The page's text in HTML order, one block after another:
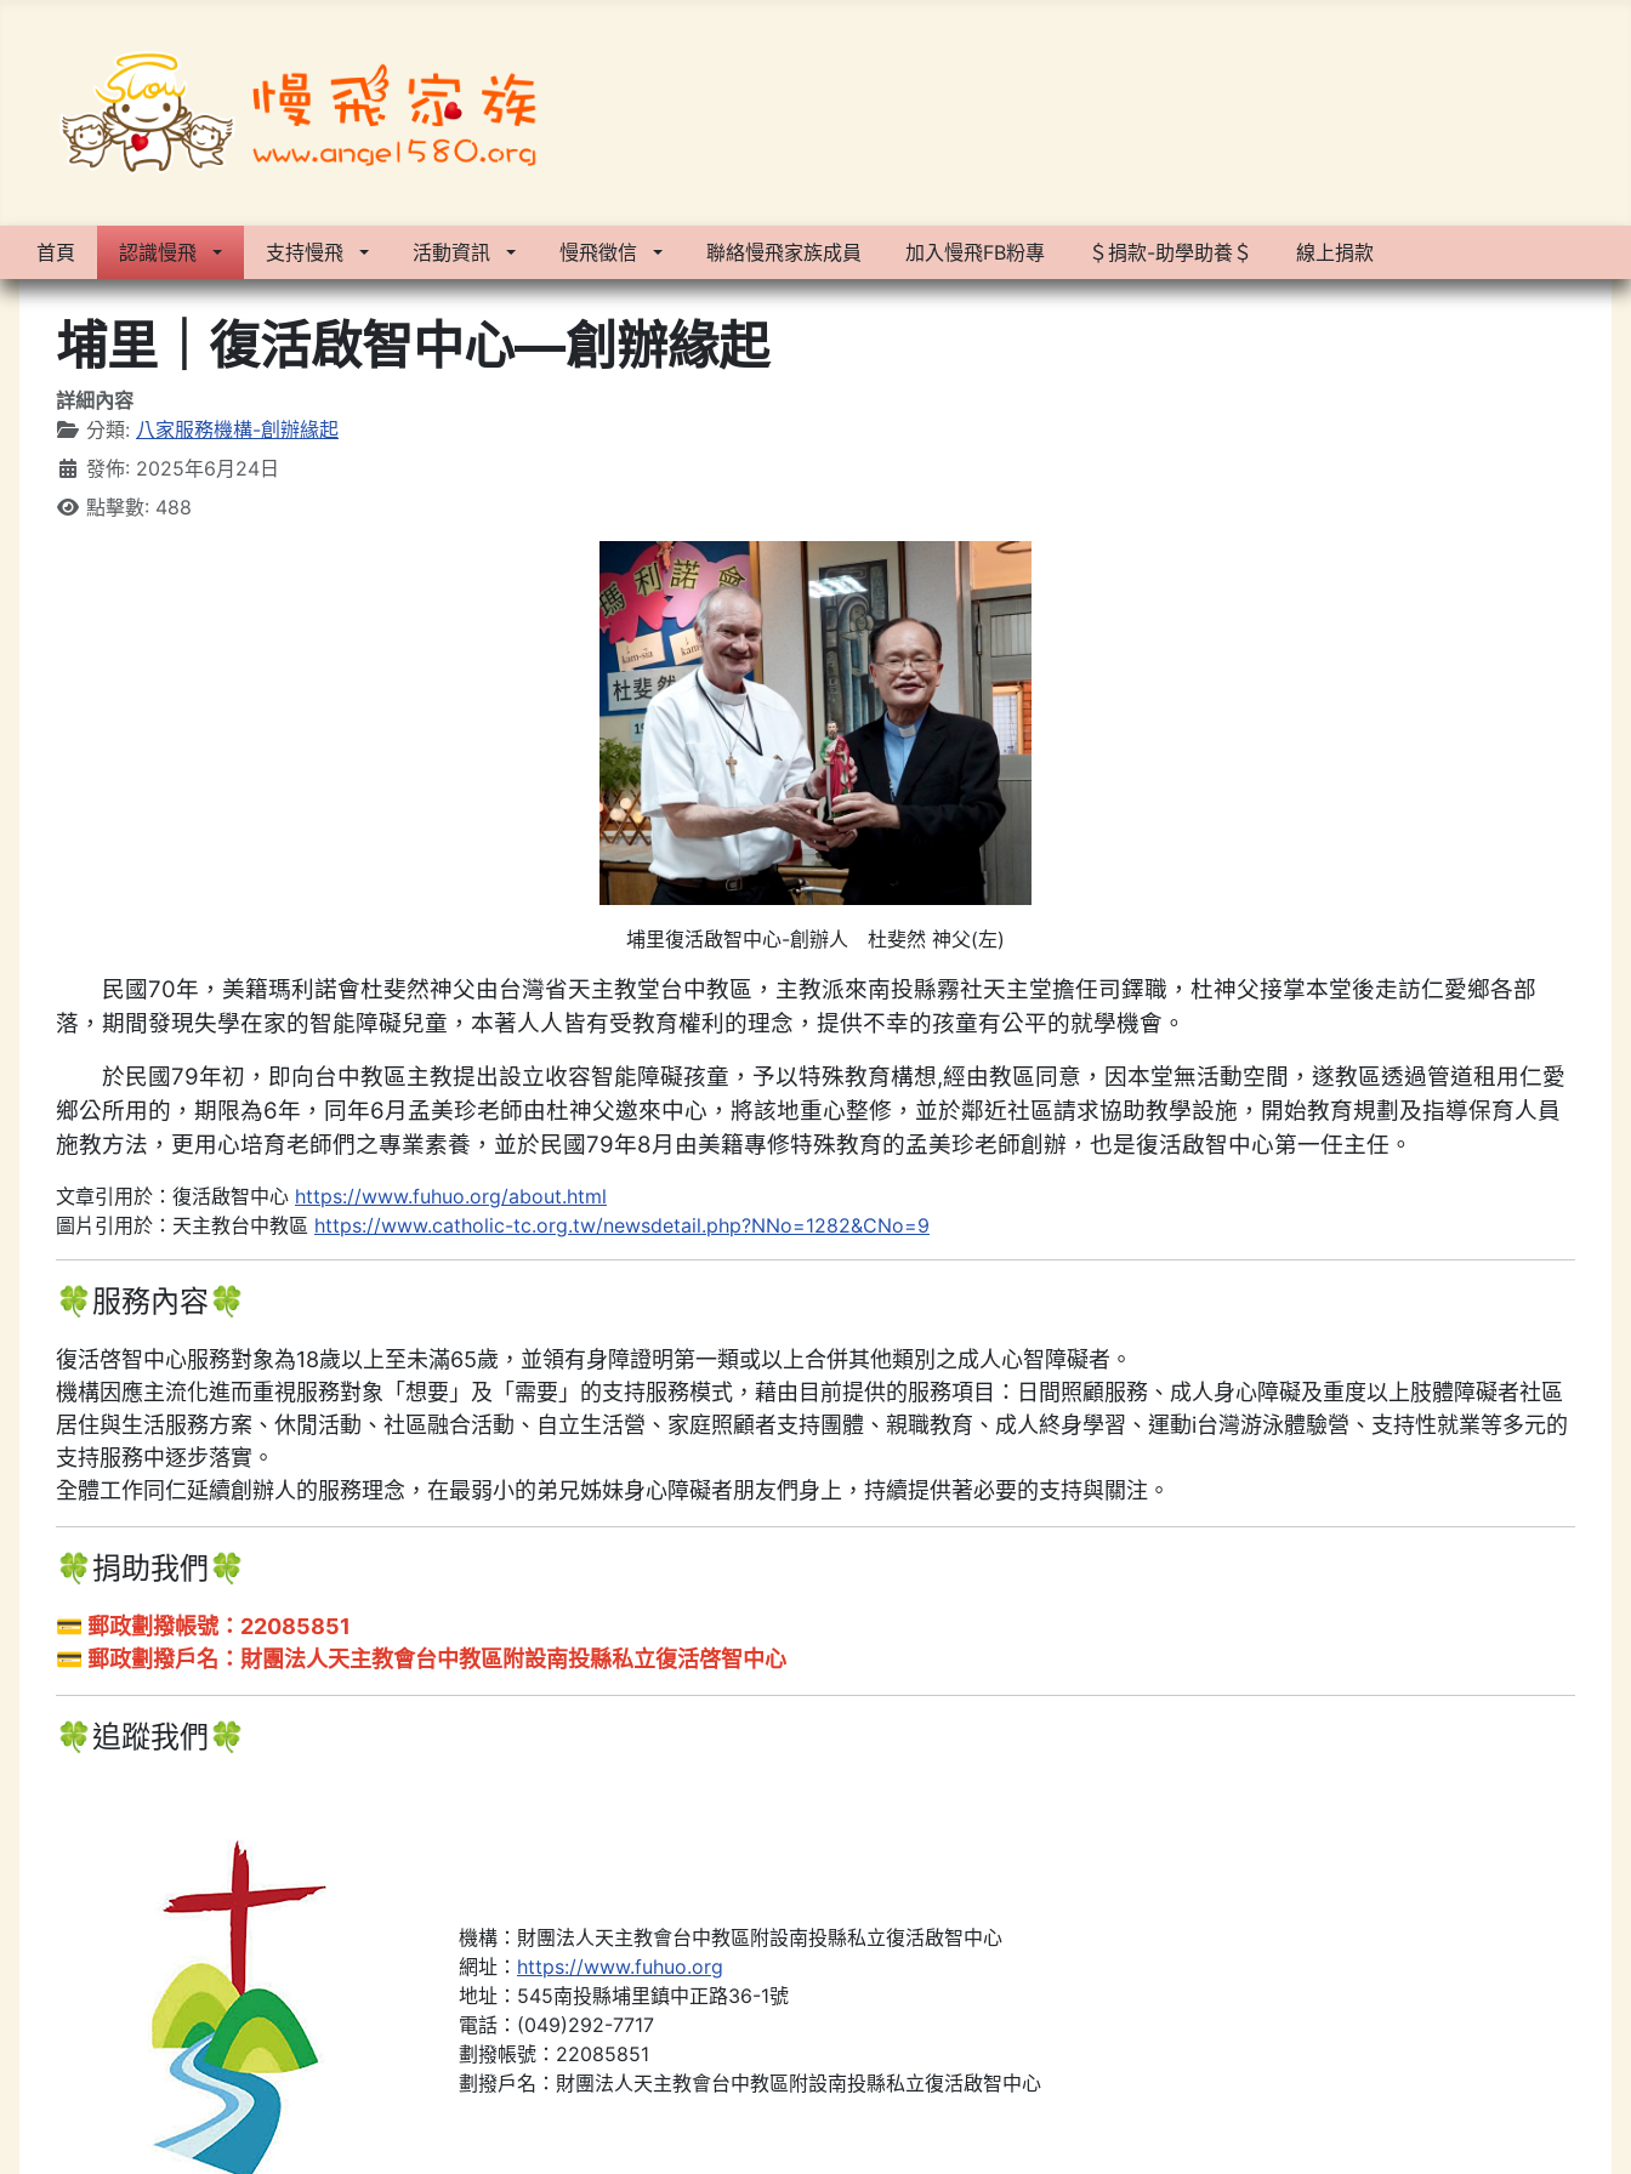
首頁 認識慢飛 支持慢飛 活動資訊 慢飛徵信 聯絡慢飛家族成員 加入慢飛FB粉專 ＄捐款-助學助養＄ 線上捐款
埔里｜復活啟智中心—創辦緣起
詳細內容
分類: 八家服務機構-創辦緣起
發佈: 2025年6月24日
點擊數: 488
埔里復活啟智中心-創辦人 杜斐然 神父(左)
民國70年，美籍瑪利諾會杜斐然神父由台灣省天主教堂台中教區，主教派來南投縣霧社天主堂擔任司鐸職，杜神父接掌本堂後走訪仁愛鄉各部
落，期間發現失學在家的智能障礙兒童，本著人人皆有受教育權利的理念，提供不幸的孩童有公平的就學機會。
於民國79年初，即向台中教區主教提出設立收容智能障礙孩童，予以特殊教育構想,經由教區同意，因本堂無活動空間，遂教區透過管道租用仁愛
鄉公所用的，期限為6年，同年6月孟美珍老師由杜神父邀來中心，將該地重心整修，並於鄰近社區請求協助教學設施，開始教育規劃及指導保育人員
施教方法，更用心培育老師們之專業素養，並於民國79年8月由美籍專修特殊教育的孟美珍老師創辦，也是復活啟智中心第一任主任。
文章引用於：復活啟智中心 https://www.fuhuo.org/about.html
圖片引用於：天主教台中教區 https://www.catholic-tc.org.tw/newsdetail.php?NNo=1282&CNo=9
🍀服務內容🍀
復活啓智中心服務對象為18歲以上至未滿65歲，並領有身障證明第一類或以上合併其他類別之成人心智障礙者。
機構因應主流化進而重視服務對象「想要」及「需要」的支持服務模式，藉由目前提供的服務項目：日間照顧服務、成人身心障礙及重度以上肢體障礙者社區
居住與生活服務方案、休閒活動、社區融合活動、自立生活營、家庭照顧者支持團體、親職教育、成人終身學習、運動i台灣游泳體驗營、支持性就業等多元的
支持服務中逐步落實。
全體工作同仁延續創辦人的服務理念，在最弱小的弟兄姊妹身心障礙者朋友們身上，持續提供著必要的支持與關注。
🍀捐助我們🍀
💳 郵政劃撥帳號：22085851
💳 郵政劃撥戶名：財團法人天主教會台中教區附設南投縣私立復活啓智中心
🍀追蹤我們🍀
機構：財團法人天主教會台中教區附設南投縣私立復活啟智中心
網址： https://www.fuhuo.org
地址：545南投縣埔里鎮中正路36-1號
電話：(049)292-7717
劃撥帳號：22085851
劃撥戶名：財團法人天主教會台中教區附設南投縣私立復活啟智中心